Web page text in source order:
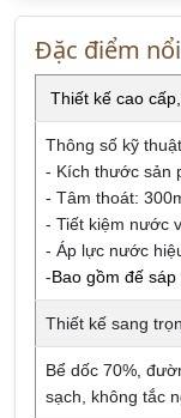
Đặc điểm
Thiết kế cao
Thông số kỹ
- Kích thước sản
- Tâm thoát:
- Tiết kiệm nước
- Áp lực nước
-Bao gồm đế
Thiết kế sang
Bể dốc 70%,
sạch, không tắc